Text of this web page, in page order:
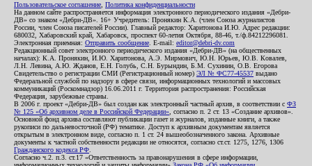
Пользовательское соглашение Политика конфиденциальности
На данном сайте распространяется информация электронного периодического издания «Дебри-
ДВ» со знаком «Дебри-ДВ». 16+ Учредитель: Пронякин К.А. (член Союза журналистов
России, член Союза писателей России). Главный редактор: Харитонова И.Ю. Адрес редакции:
680032, Хабаровский край, Хабаровск, проспект 60-летия Октября, 88-46, т./ф.84212296081.
Электронная приемная: Отправить сообщение . E-mail: editor@debri-dv.com
Редакционный совет электронного периодического издания «Дебри-ДВ» (на общественных
началах): К.А. Пронякин, И.Ю. Харитонова, А.Э. Мирмович, Ю.Н. Юрьев, Ю.В. Ковалев,
Л.Н. Левина, А.Ю. Жданов, Е.Н. Голубь, С.Н. Бурындин, Б.М. Сухинин, О.В. Егорова
Свидетельство о регистрации СМИ (Регистрационный номер) ЭЛ № ФС77-45537 выдано
Федеральной службой по надзору в сфере связи, информационных технологий и массовых
коммуникаций (Роскомнадзор) 16.06.2011 г. Территория распространения: Российская
Федерация, зарубежные страны.
В 2006 г. проект «Дебри-ДВ» был создан как электронный частный архив, в соответствии с ФЗ
№ 125 «Об архивном деле в Российской Федерации» , согласно п. 2 ст. 13 «Создание архивов».
Основной фонд архива составляют публикации газет и журналов, изданные книги, а также
рукописи по дальневосточной (РФ) тематике. Доступ к архивным документам является
открытым в электронном виде, согласно п. 1 ст. 24 вышеобозначенного закона. Архивные
документы к частной собственности редакции не относятся, согласно ст.ст. 1275, 1276, 1306
Гражданского кодекса РФ
Согласно ч.2. п.3. ст.17 «Ответственность за правонарушения в сфере информации,